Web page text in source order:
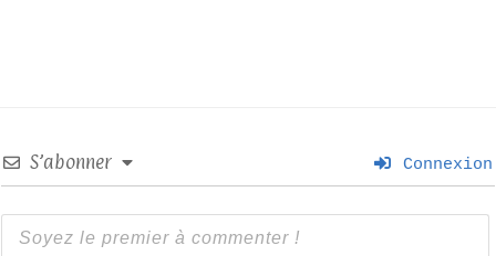
S’abonner Connexion